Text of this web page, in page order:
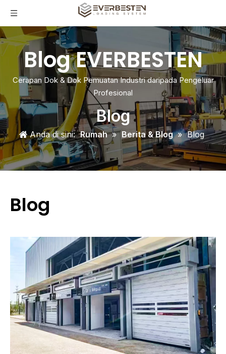
Blog EVERBESTEN
Cerapan Dok & Dok Pemuatan Industri daripada Pengeluar
Profesional
Blog
Anda di sini: Rumah » Berita & Blog » Blog
Blog